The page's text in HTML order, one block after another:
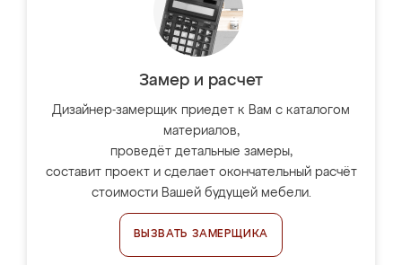
Замер и расчет
Дизайнер-замерщик приедет к Вам с каталогом
материалов,
проведёт детальные замеры,
составит проект и сделает окончательный расчёт
стоимости Вашей будущей мебели.
ВЫЗВАТЬ ЗАМЕРЩИКА